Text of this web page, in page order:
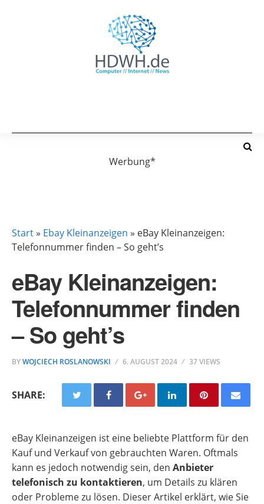
Werbung*
Start» Ebay Kleinanzeigen » eBay Kleinanzeigen:
Telefonnummer finden – So geht’s
eBay Kleinanzeigen:
Telefonnummer finden
– So geht’s
BYWOJCIECH ROSLANOWSKI 6. AUGUST 2024 37 VIEWS
SHARE:
eBay Kleinanzeigen ist eine beliebte Plattform für den
Kauf und Verkauf von gebrauchten Waren. Oftmals
kann es jedoch notwendig sein, den Anbieter
telefonisch zu kontaktieren, um Details zu klären
oder Probleme zu lösen. Dieser Artikel erklärt, wie Sie